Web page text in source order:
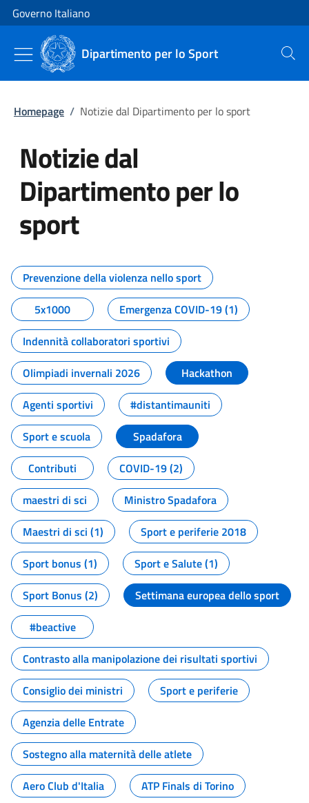
Vai al contenuto
Vai alla navigazione del sito
Governo Italiano
Dipartimento per lo Sport Cerca
Homepage / Notizie dal Dipartimento per lo sport
Notizie dal
Dipartimento per lo
sport
Tutti i contenuti della pagina
Prevenzione della violenza nello sport
5x1000
Emergenza COVID-19 (1)
Indennità collaboratori sportivi
Olimpiadi invernali 2026
Hackathon
Agenti sportivi
#distantimauniti
Sport e scuola
Spadafora
Contributi
COVID-19 (2)
maestri di sci
Ministro Spadafora
Maestri di sci (1)
Sport e periferie 2018
Sport bonus (1)
Sport e Salute (1)
Sport Bonus (2)
Settimana europea dello sport
#beactive
Contrasto alla manipolazione dei risultati sportivi
Consiglio dei ministri
Sport e periferie
Agenzia delle Entrate
Sostegno alla maternità delle atlete
Aero Club d'Italia
ATP Finals di Torino